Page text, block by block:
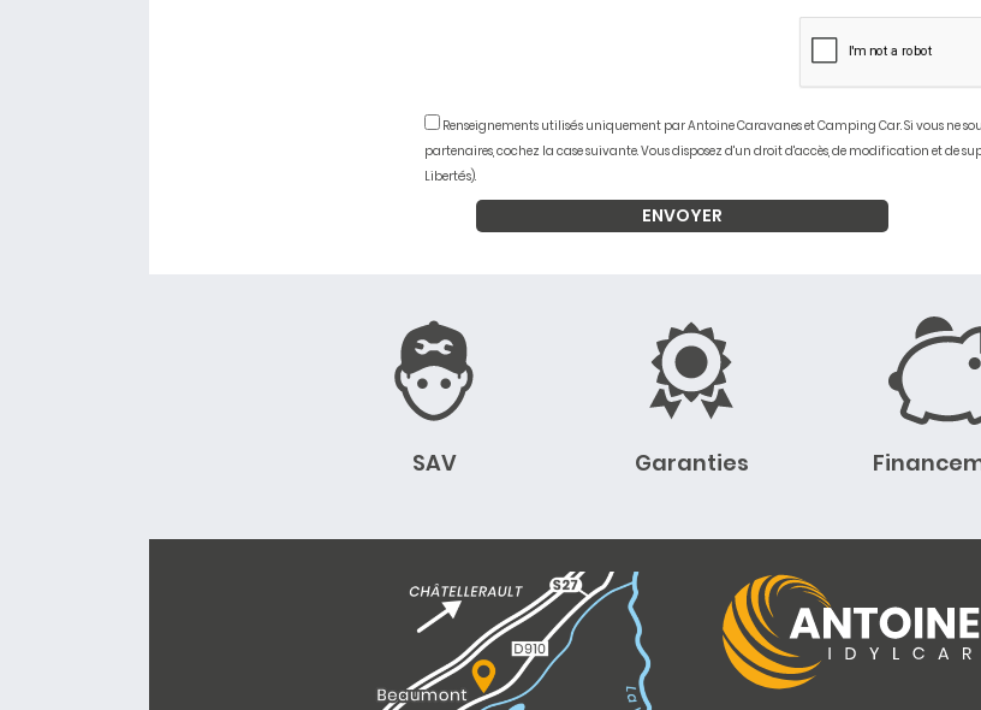
Renseignements utilisés uniquement par Antoine Caravanes et Camping Car. Si vous ne
partenaires, cochez la case suivante. Vous disposez d'un droit d'accès, de modification et de
Libertés).
SAV Garanties